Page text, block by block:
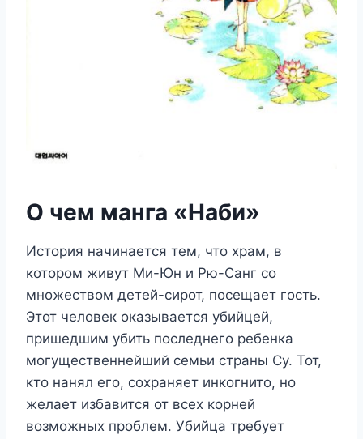
О чем манга «Наби»
История начинается тем, что храм, в
котором живут Ми-Юн и Рю-Санг со
множеством детей-сирот, посещает гость.
Этот человек оказывается убийцей,
пришедшим убить последнего ребенка
могущественнейший семьи страны Су. Тот,
кто нанял его, сохраняет инкогнито, но
желает избавится от всех корней
возможных проблем. Убийца требует